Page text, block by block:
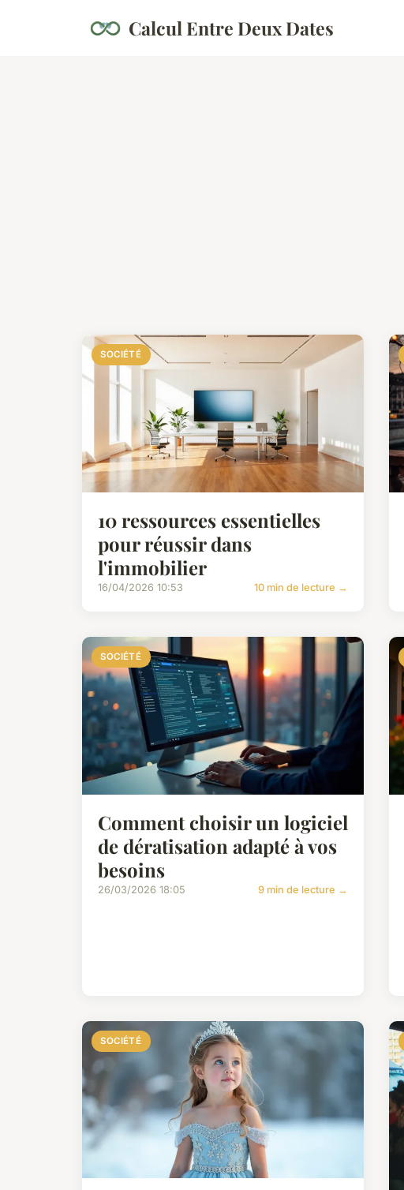
Calcul Entre Deux Dates
SOCIÉTÉ
10 ressources essentielles
pour réussir dans
l'immobilier
16/04/2026 10:53 10 min de lecture →
SOCIÉTÉ
Comment choisir un logiciel
de dératisation adapté à vos
besoins
26/03/2026 18:05 9 min de lecture →
SOCIÉTÉ